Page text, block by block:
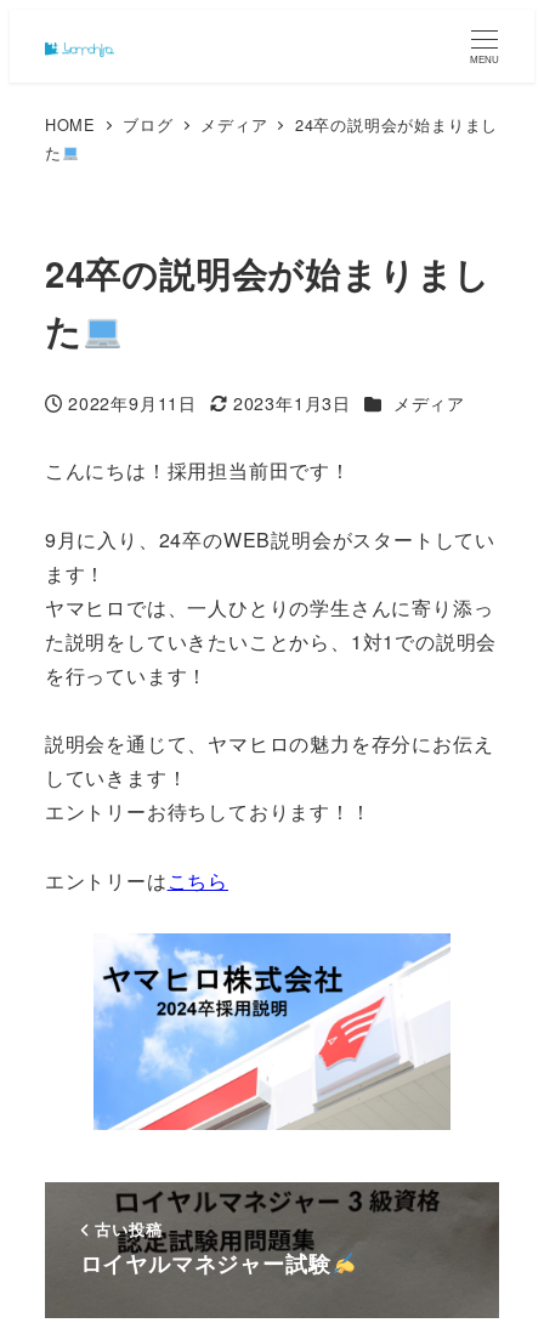
MENU
HOME ブログ メディア
24卒の説明会が始まりまし
た
24卒の説明会が始まりまし
た
投稿日
2022年9月11日
更新日
2023年1月3日 カテゴリー
メディア
こんにちは！採用担当前田です！
9月に入り、24卒のWEB説明会がスタートしてい
ます！
ヤマヒロでは、一人ひとりの学生さんに寄り添っ
た説明をしていきたいことから、1対1での説明会
を行っています！
説明会を通じて、ヤマヒロの魅力を存分にお伝え
していきます！
エントリーお待ちしております！！
エントリーはこちら
古い投稿
ロイヤルマネジャー試験